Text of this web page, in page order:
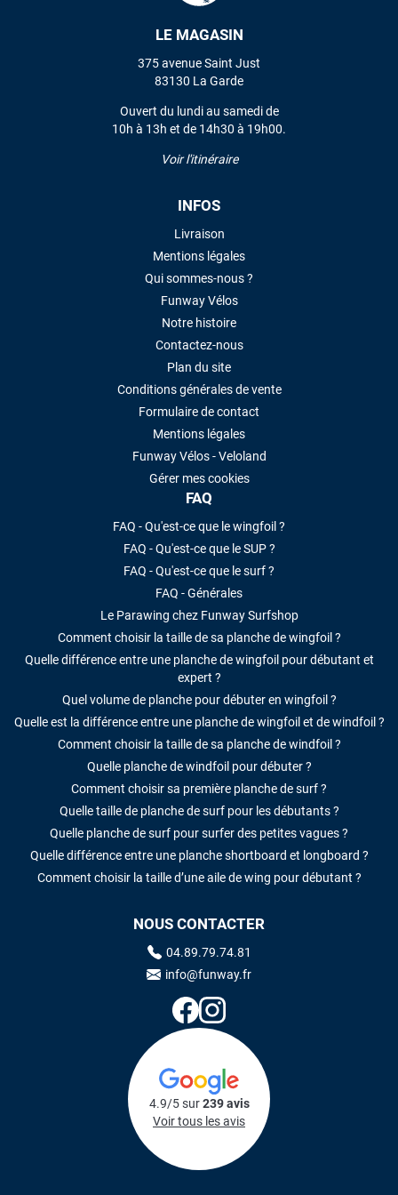
LE MAGASIN
375 avenue Saint Just
83130 La Garde
Ouvert du lundi au samedi de
10h à 13h et de 14h30 à 19h00.
Voir l'itinéraire
INFOS
Livraison
Mentions légales
Qui sommes-nous ?
Funway Vélos
Notre histoire
Contactez-nous
Plan du site
Conditions générales de vente
Formulaire de contact
Mentions légales
Funway Vélos - Veloland
Gérer mes cookies
FAQ
FAQ - Qu'est-ce que le wingfoil ?
FAQ - Qu'est-ce que le SUP ?
FAQ - Qu'est-ce que le surf ?
FAQ - Générales
Le Parawing chez Funway Surfshop
Comment choisir la taille de sa planche de wingfoil ?
Quelle différence entre une planche de wingfoil pour débutant et
expert ?
Quel volume de planche pour débuter en wingfoil ?
Quelle est la différence entre une planche de wingfoil et de windfoil ?
Comment choisir la taille de sa planche de windfoil ?
Quelle planche de windfoil pour débuter ?
Comment choisir sa première planche de surf ?
Quelle taille de planche de surf pour les débutants ?
Quelle planche de surf pour surfer des petites vagues ?
Quelle différence entre une planche shortboard et longboard ?
Comment choisir la taille d’une aile de wing pour débutant ?
NOUS CONTACTER
04.89.79.74.81
info@funway.fr
4.9/5 sur239 avis
Voir tous les avis
VOIR TOUS LES AVIS
LAISSER UN AVIS